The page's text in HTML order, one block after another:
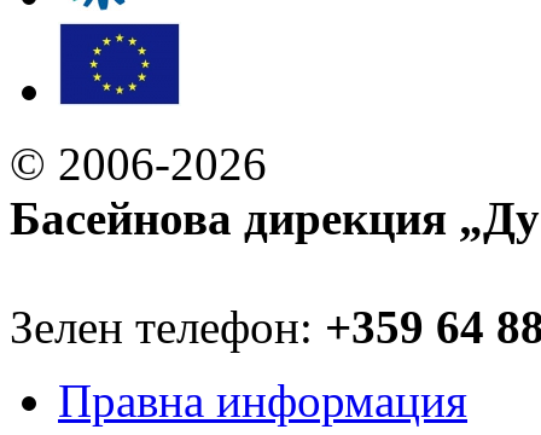
© 2006-2026
Басейнова дирекция
Зелен телефон: +359 64
Правна информация